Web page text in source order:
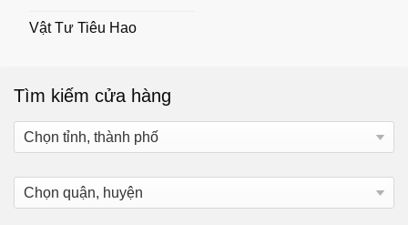
Vật Tư Tiêu Hao
Tìm kiếm cửa hàng